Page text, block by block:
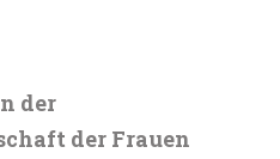
der
der Frauen